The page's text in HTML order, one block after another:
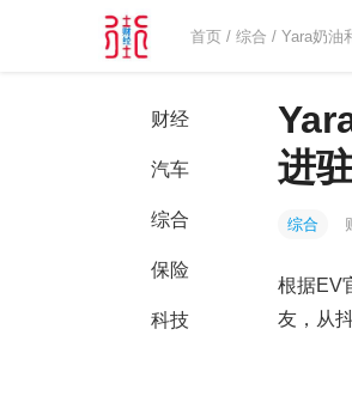
首页 /综合 / Yara奶油
财经
汽车
综合
保险
科技
进
综合
根据EV
友，从